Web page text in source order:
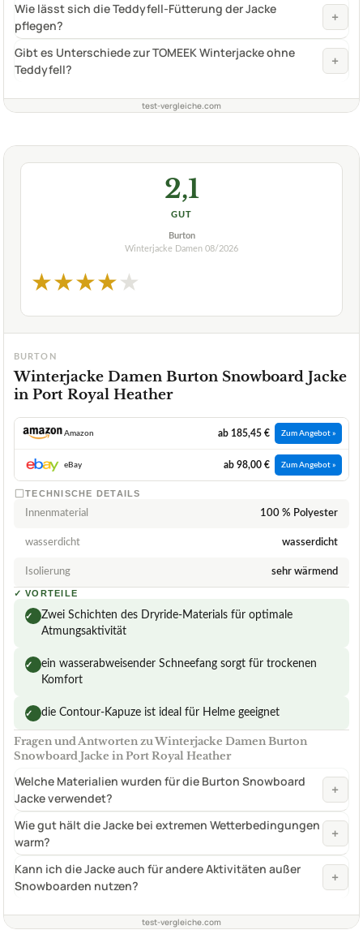
Wie lässt sich die Teddyfell-Fütterung der Jacke
pflegen?
+
Gibt es Unterschiede zur TOMEEK Winterjacke ohne
Teddyfell?
+
test-vergleiche.com
2,1
GUT
Burton
Winterjacke Damen 08/2026
★★★★★
BURTON
Winterjacke Damen Burton Snowboard Jacke
in Port Royal Heather
Amazon ab 185,45 € Zum Angebot »
eBay ab 98,00 € Zum Angebot »
TECHNISCHE DETAILS
Innenmaterial 100 % Polyester
wasserdicht wasserdicht
Isolierung sehr wärmend
✓ VORTEILE
✓
Zwei Schichten des Dryride-Materials für optimale
Atmungsaktivität
✓
ein wasserabweisender Schneefang sorgt für trockenen
Komfort
✓ die Contour-Kapuze ist ideal für Helme geeignet
Fragen und Antworten zu Winterjacke Damen Burton
Snowboard Jacke in Port Royal Heather
Welche Materialien wurden für die Burton Snowboard
Jacke verwendet?
+
Wie gut hält die Jacke bei extremen Wetterbedingungen
warm?
+
Kann ich die Jacke auch für andere Aktivitäten außer
Snowboarden nutzen?
+
test-vergleiche.com